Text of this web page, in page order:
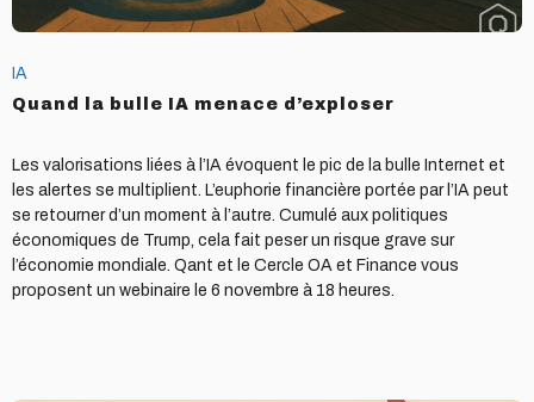
IA
Quand la bulle IA menace d’exploser
Les valorisations liées à l’IA évoquent le pic de la bulle Internet et
les alertes se multiplient. L’euphorie financière portée par l’IA peut
se retourner d’un moment à l’autre. Cumulé aux politiques
économiques de Trump, cela fait peser un risque grave sur
l’économie mondiale. Qant et le Cercle OA et Finance vous
proposent un webinaire le 6 novembre à 18 heures.